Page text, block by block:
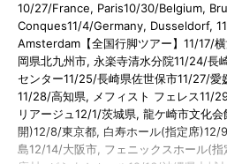
10/27/France, Paris10/30/Belgium,
Conques11/4/Germany, Dusseldorf,
Amsterdam【全国行脚ツアー】11/17/
岡県北九州市, 永楽寺清水分院11/24/長
センター11/25/長崎県佐世保市11/27/愛
11/28/高知県, メフィスト フェレス11/
リアージュ12/1/茨城県, 龍ケ崎市文化
開)12/8/東京都, 白寿ホール(指定席)12/
島12/14/大阪市, フェニックスホール(